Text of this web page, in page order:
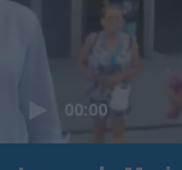
00:00